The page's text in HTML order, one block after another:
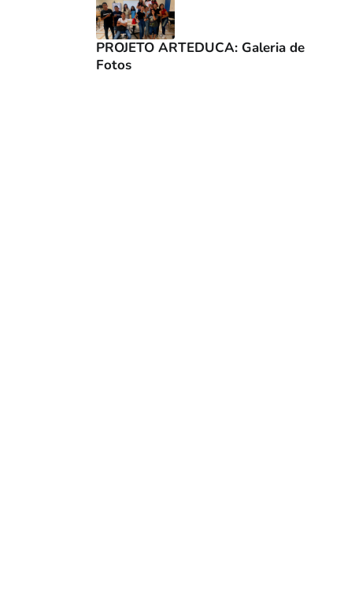
PROJETO ARTEDUCA: Galeria de
Fotos